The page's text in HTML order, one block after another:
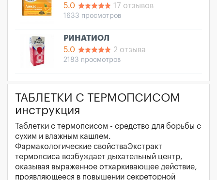
5.0
17 отзывов
1633 просмотров
РИНАТИОЛ
5.0
2 отзыва
2183 просмотров
ТАБЛЕТКИ С ТЕРМОПСИСОМ
инструкция
Таблетки с термопсисом - средство для борьбы с
сухим и влажным кашлем.
Фармакологические свойстваЭкстракт
термопсиса возбуждает дыхательный центр,
оказывая выраженное отхаркивающее действие,
проявляющееся в повышении секреторной